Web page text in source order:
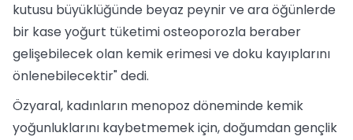
kutusu büyüklüğünde beyaz peynir ve ara öğünlerde
bir kase yoğurt tüketimi osteoporozla beraber
gelişebilecek olan kemik erimesi ve doku kayıplarını
önlenebilecektir" dedi.
Özyaral, kadınların menopoz döneminde kemik
yoğunluklarını kaybetmemek için, doğumdan gençlik